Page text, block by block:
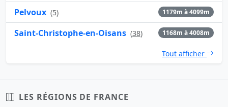
Pelvoux (5) 1179m à 4099m
Saint-Christophe-en-Oisans (38) 1168m à 4008m
Tout afficher
LES RÉGIONS DE FRANCE